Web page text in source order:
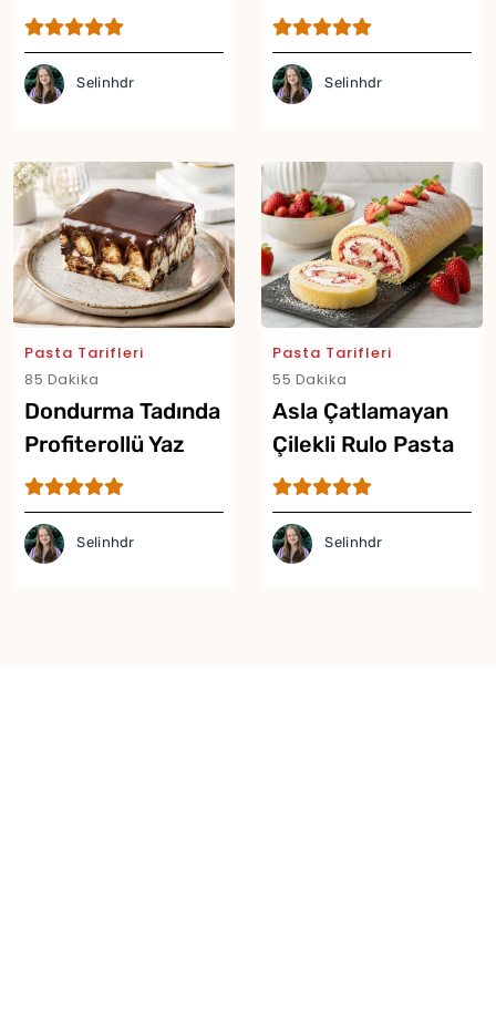
Selinhdr Selinhdr
Pasta Tarifleri
85 Dakika
Dondurma Tadında
Profiterollü Yaz
Pastası Tarifi
Selinhdr
Pasta Tarifleri
55 Dakika
Asla Çatlamayan
Çilekli Rulo Pasta
Tarifi
Selinhdr